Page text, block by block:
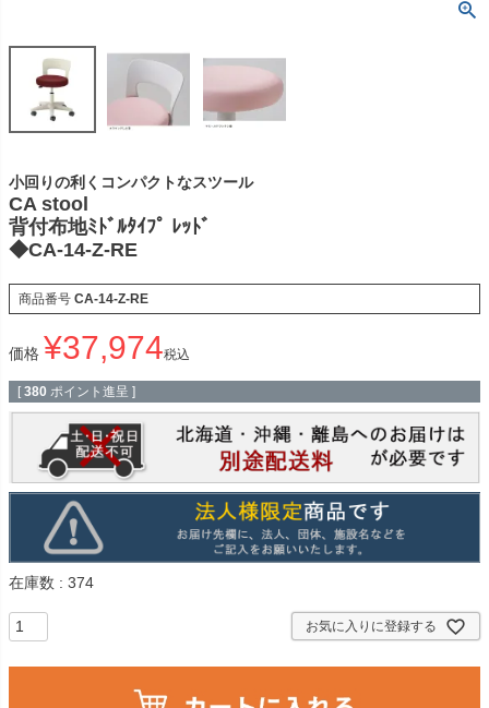
小回りの利くコンパクトなスツール
CA stool
背付布地ﾐﾄﾞﾙﾀｲﾌﾟ ﾚｯﾄﾞ
◆CA-14-Z-RE
商品番号 CA-14-Z-RE
価格 ¥37,974税込
[ 380 ポイント進呈 ]
在庫数 374
お気に入りに登録する